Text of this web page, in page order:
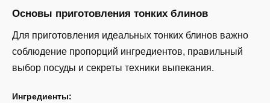
Основы приготовления тонких блинов
Для приготовления идеальных тонких блинов важно
соблюдение пропорций ингредиентов, правильный
выбор посуды и секреты техники выпекания.
Ингредиенты: